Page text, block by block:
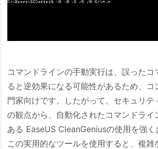
コマンドラインの手動実行は、誤ったコ
ると逆効果になる可能性があるため、コ
門家向けです。したがって、セキュリテ
の観点から、自動化されたコマンドライ
ある EaseUS CleanGeniusの使用を強く
この実用的なツールを使用すると、複雑